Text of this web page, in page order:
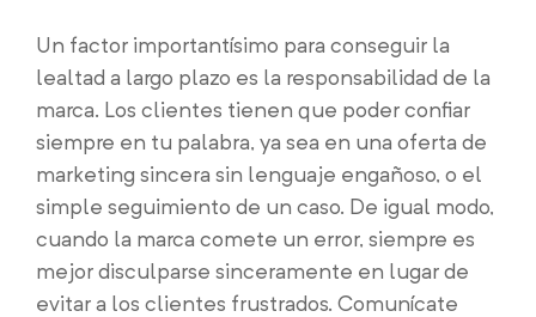
Un factor importantísimo para conseguir la
lealtad a largo plazo es la responsabilidad de la
marca. Los clientes tienen que poder confiar
siempre en tu palabra, ya sea en una oferta de
marketing sincera sin lenguaje engañoso, o el
simple seguimiento de un caso. De igual modo,
cuando la marca comete un error, siempre es
mejor disculparse sinceramente en lugar de
evitar a los clientes frustrados. Comunícate